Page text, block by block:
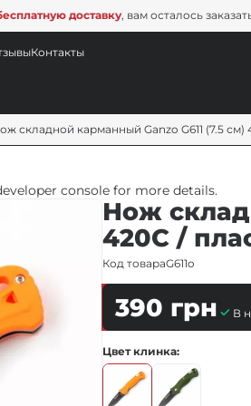
доставку, вам осталось
Контакты
складной карманный Ganzo G611 (7.5
console for more details.
Нож
420C /
Код товараG611o
390 грн В
Цвет клинка